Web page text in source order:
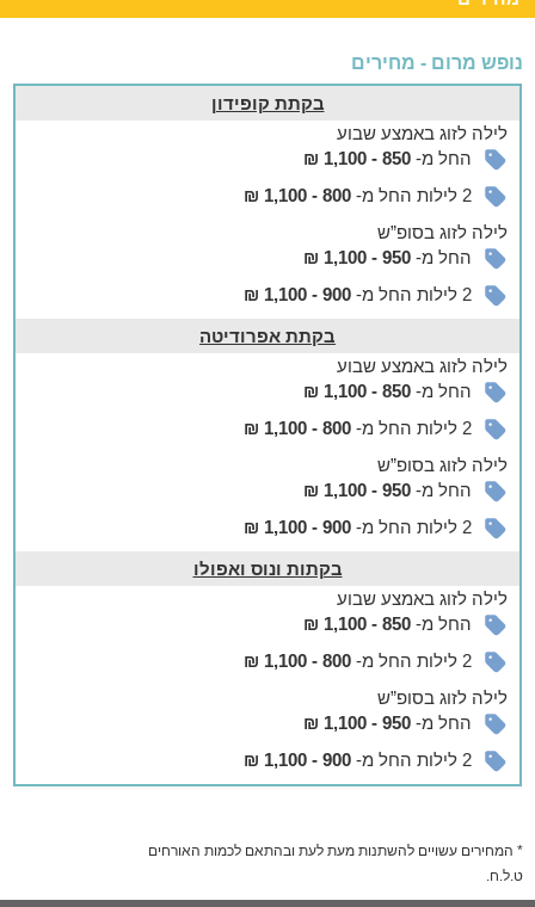
לתשומת לבכם- כניסת ילדים למתחם הבריכה בהשגחת מבוגר
אפשר להזמין
בתיאום מראש ובתוספת תשלום ניתן להזמין ארוחות בוקר.
לשומרי שבת
המתחם מתאים גם לציבור הדתי ושומרי המסורת וכולל פלטת שבת
ומיחם למים חמים בתיאום מראש.
בסביבה
לטייל ולבלות ברמת הגולן
מתחם הנופש נמצא בקרבת מסלולי טיול ומגוון אטרקציות ואתרים.
בין היתר, תוכלו ליהנות מטיול בשמורת גמלא, מצפה הנשרים, מפל
גמלא, גמלא העתיקה, נחל הזוויתן, נחל יהודיה, בריכת המשושים,
פארק הירדן, חמת גדר, פארק הלונה גל ועוד.
נופש מרום - מחירים
בקתת קופידון
לילהלזוג באמצע שבוע
החל מ-850 - 1,100 ₪
2 לילות החל מ-
800 - 1,100 ₪
לילהלזוג בסופ”ש
החל מ-950 - 1,100 ₪
2 לילות החל מ-
900 - 1,100 ₪
בקתת אפרודיטה
לילהלזוג באמצע שבוע
החל מ-850 - 1,100 ₪
2 לילות החל מ-
800 - 1,100 ₪
לילהלזוג בסופ”ש
החל מ-950 - 1,100 ₪
2 לילות החל מ-
900 - 1,100 ₪
בקתות ונוס ואפולו
לילהלזוג באמצע שבוע
החל מ-850 - 1,100 ₪
2 לילות החל מ-
800 - 1,100 ₪
לילהלזוג בסופ”ש
החל מ-950 - 1,100 ₪
2 לילות החל מ-
900 - 1,100 ₪
* המחירים עשויים להשתנות מעת לעת ובהתאם לכמות האורחים
ט.ל.ח.